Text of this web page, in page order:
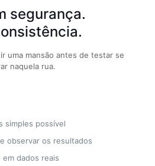
segurança.
uma mansão antes de testar se
naquela rua.
simples possível
observar os resultados
dados reais